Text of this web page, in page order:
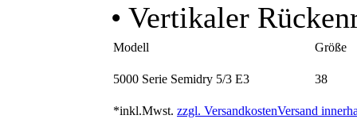
• Vertikaler
Modell Größe
5000 Serie Semidry 5/3 E3 38
*inkl.Mwst. zzgl. VersandkostenVersand